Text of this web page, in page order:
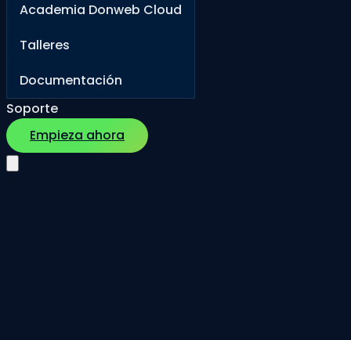
Academia Donweb Cloud
Talleres
Documentación
Soporte
Empieza ahora